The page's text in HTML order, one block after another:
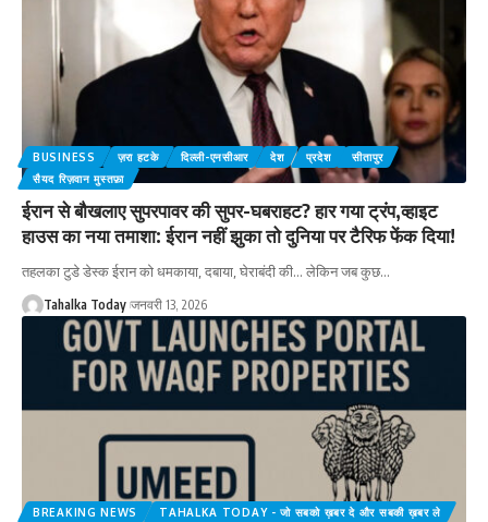
BUSINESS ज़रा हटके दिल्ली-एनसीआर देश प्रदेश
सीतापुर
सैयद रिज़वान मुस्तफ़ा
ईरान से बौखलाए सुपरपावर की सुपर-घबराहट? हार गया ट्रंप,व्हाइट
हाउस का नया तमाशा: ईरान नहीं झुका तो दुनिया पर टैरिफ फेंक दिया!
तहलका टुडे डेस्क ईरान को धमकाया, दबाया, घेराबंदी की… लेकिन जब कुछ…
Tahalka Today जनवरी 13, 2026
BREAKING NEWS
TAHALKA TODAY - जो सबको ख़बर दे और सबकी ख़बर ले